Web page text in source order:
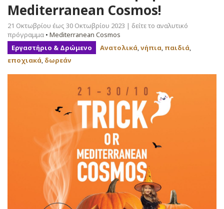
Mediterranean Cosmos!
21 Οκτωβρίου έως 30 Οκτωβρίου 2023 | δείτε το αναλυτικό
πρόγραμμα • Mediterranean Cosmos
Εργαστήριο & Δρώμενο
Ανατολικά,νήπια, παιδιά,
εποχιακά, δωρεάν